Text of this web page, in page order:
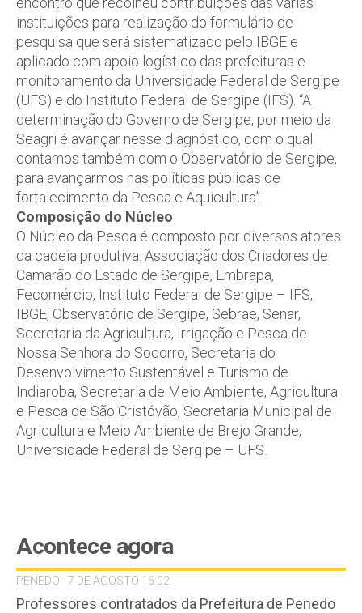
instituições para realização do formulário de
pesquisa que será sistematizado pelo IBGE e
aplicado com apoio logístico das prefeituras e
monitoramento da Universidade Federal de Sergipe
(UFS) e do Instituto Federal de Sergipe (IFS). “A
determinação do Governo de Sergipe, por meio da
Seagri é avançar nesse diagnóstico, com o qual
contamos também com o Observatório de Sergipe,
para avançarmos nas políticas públicas de
fortalecimento da Pesca e Aquicultura”.
Composição do Núcleo
O Núcleo da Pesca é composto por diversos atores
da cadeia produtiva: Associação dos Criadores de
Camarão do Estado de Sergipe, Embrapa,
Fecomércio, Instituto Federal de Sergipe – IFS,
IBGE, Observatório de Sergipe, Sebrae, Senar,
Secretaria da Agricultura, Irrigação e Pesca de
Nossa Senhora do Socorro, Secretaria do
Desenvolvimento Sustentável e Turismo de
Indiaroba, Secretaria de Meio Ambiente, Agricultura
e Pesca de São Cristóvão, Secretaria Municipal de
Agricultura e Meio Ambiente de Brejo Grande,
Universidade Federal de Sergipe – UFS.
Acontece agora
PENEDO - 7 DE AGOSTO 16:02
Professores contratados da Prefeitura de Penedo